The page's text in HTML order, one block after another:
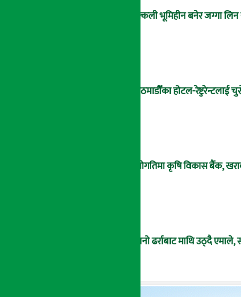
नक्कली भूमिहीन बनेर जग्गा
काठमाडौँका होटल-
उँधोगतिमा कृषि विकास बैंक,
पुरानो ढर्राबाट माथि उठ्दै